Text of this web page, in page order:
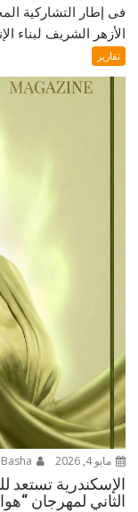
فى إطار التشاركية
الأزهر الشريف لبناء
تقارير
مايو 4, 2026
الإسكندرية تستعد
الثاني لمهرجان